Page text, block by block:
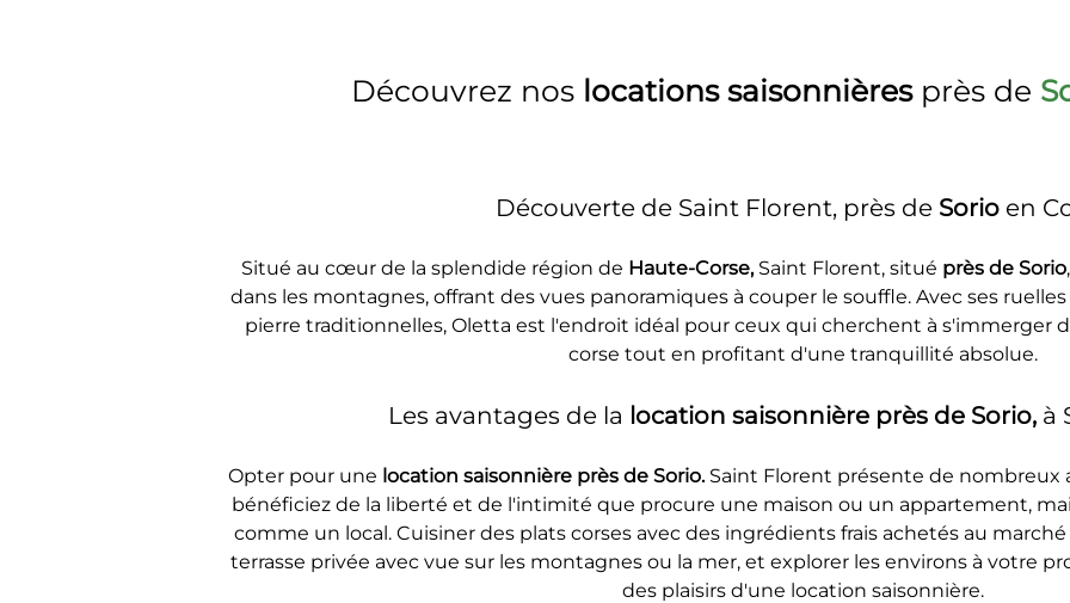
Découvrez nos locations saisonnières près de
Découverte de Saint Florent, près de Sorio en
Situé au cœur de la splendide région de Haute-Corse, Saint Florent, situé près de Sorio
dans les montagnes, offrant des vues panoramiques à couper le souffle. Avec ses
pierre traditionnelles, Oletta est l'endroit idéal pour ceux qui cherchent à s'immerger
corse tout en profitant d'une tranquillité absolue.
Les avantages de la location saisonnière près de Sorio, à
Opter pour une location saisonnière près de Sorio. Saint Florent présente de nombreux
bénéficiez de la liberté et de l'intimité que procure une maison ou un appartement,
comme un local. Cuisiner des plats corses avec des ingrédients frais achetés au
terrasse privée avec vue sur les montagnes ou la mer, et explorer les environs à votre
des plaisirs d'une location saisonnière.